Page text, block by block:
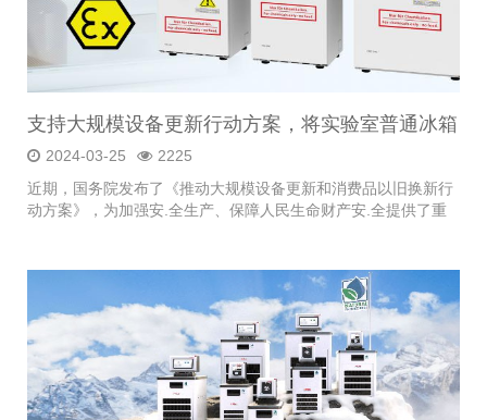
支持大规模设备更新行动方案，将实验室普通冰箱
更新为优莱博防爆冰箱
2024-03-25
2225
近期，国务院发布了《推动大规模设备更新和消费品以旧换新行
动方案》，为加强安.全生产、保障人民生命财产安.全提供了重